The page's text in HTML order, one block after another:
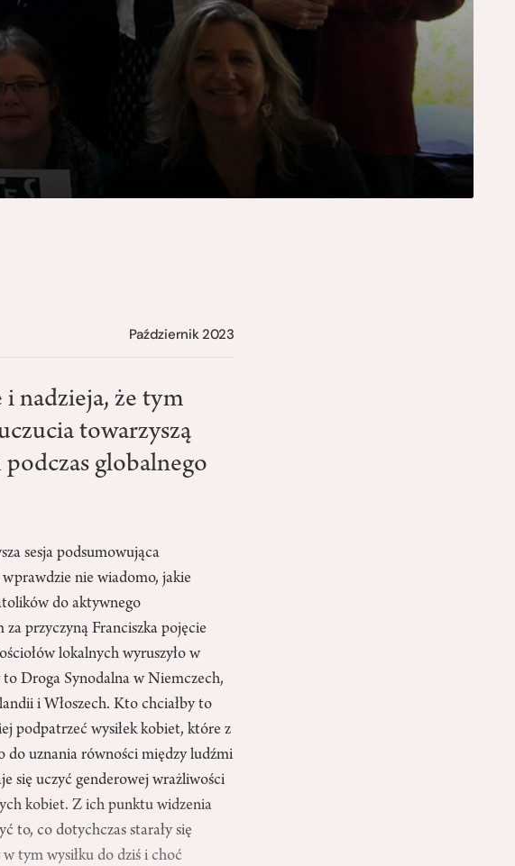
Październik 2023
nadzieja, że tym
towarzyszą
globalnego
sesja podsumowująca
nie wiadomo, jakie
do aktywnego
przyczyną Franciszka pojęcie
lokalnych wyruszyło w
Droga Synodalna w Niemczech,
i Włoszech. Kto chciałby to
podpatrzeć wysiłek kobiet, które z
do uznania równości między ludźmi
się uczyć genderowej wrażliwości
kobiet. Z ich punktu widzenia
to, co dotychczas starały się
tym wysiłku do dziś i choć